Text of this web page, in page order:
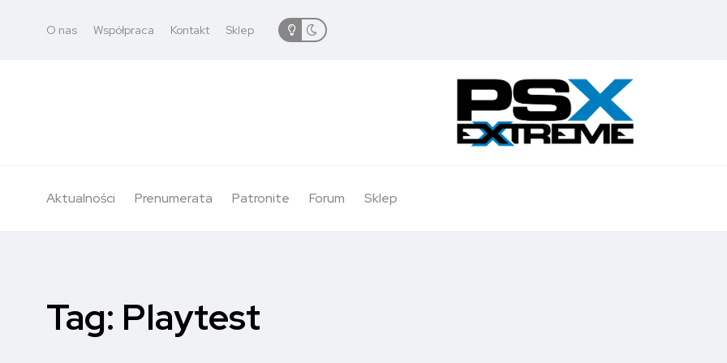
O nas Współpraca Kontakt Sklep
Aktualności Prenumerata Patronite Forum Sklep
Tag: Playtest